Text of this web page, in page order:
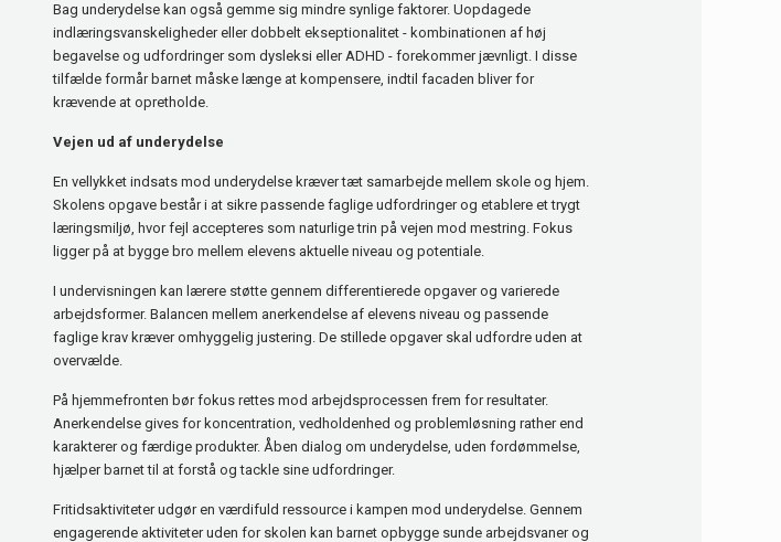
Bag underydelse kan også gemme sig mindre synlige faktorer. Uopdagede
indlæringsvanskeligheder eller dobbelt ekseptionalitet - kombinationen af høj
begavelse og udfordringer som dysleksi eller ADHD - forekommer jævnligt. I disse
tilfælde formår barnet måske længe at kompensere, indtil facaden bliver for
krævende at opretholde.
Vejen ud af underydelse
En vellykket indsats mod underydelse kræver tæt samarbejde mellem skole og hjem.
Skolens opgave består i at sikre passende faglige udfordringer og etablere et trygt
læringsmiljø, hvor fejl accepteres som naturlige trin på vejen mod mestring. Fokus
ligger på at bygge bro mellem elevens aktuelle niveau og potentiale.
I undervisningen kan lærere støtte gennem differentierede opgaver og varierede
arbejdsformer. Balancen mellem anerkendelse af elevens niveau og passende
faglige krav kræver omhyggelig justering. De stillede opgaver skal udfordre uden at
overvælde.
På hjemmefronten bør fokus rettes mod arbejdsprocessen frem for resultater.
Anerkendelse gives for koncentration, vedholdenhed og problemløsning rather end
karakterer og færdige produkter. Åben dialog om underydelse, uden fordømmelse,
hjælper barnet til at forstå og tackle sine udfordringer.
Fritidsaktiviteter udgør en værdifuld ressource i kampen mod underydelse. Gennem
engagerende aktiviteter uden for skolen kan barnet opbygge sunde arbejdsvaner og